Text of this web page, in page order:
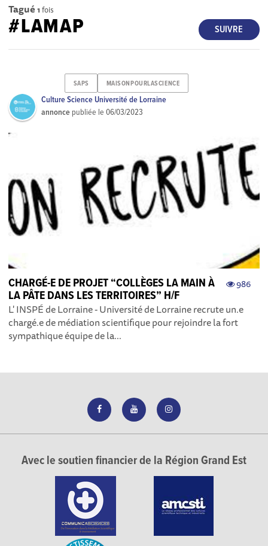
Tagué 1 fois
SUIVRE
#LAMAP
SAPS MAISONPOURLASCIENCE
Culture Science Université de Lorraine
annonce publiée le06/03/2023
986
CHARGÉ-E DE PROJET “COLLÈGES LA MAIN À
LA PÂTE DANS LES TERRITOIRES” H/F
L' INSPÉ de Lorraine - Université de Lorraine recrute un.e
chargé.e de médiation scientifique pour rejoindre la fort
sympathique équipe de la...
Avec le soutien financier de la Région Grand Est